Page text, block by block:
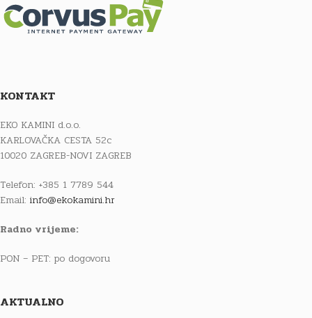
KONTAKT
EKO KAMINI d.o.o.
KARLOVAČKA CESTA 52c
10020 ZAGREB-NOVI ZAGREB
Telefon: +385 1 7789 544
Email: info@ekokamini.hr
Radno vrijeme:
PON – PET: po dogovoru
AKTUALNO